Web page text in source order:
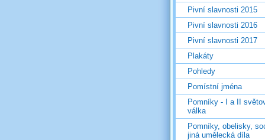
Pivní slavnosti 2015
Pivní slavnosti 2016
Pivní slavnosti 2017
Plakáty
Pohledy
Pomístní jména
Pomníky - I a II
válka
Pomníky, obelisky,
jiná umělecká díla